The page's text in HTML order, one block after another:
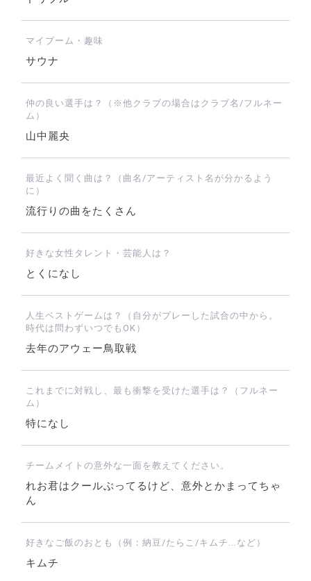
マイブーム・趣味
サウナ
仲の良い選手は？（※他クラブの場合はクラブ名/フルネー
ム）
山中麗央
最近よく聞く曲は？（曲名/アーティスト名が分かるよう
に）
流行りの曲をたくさん
好きな女性タレント・芸能人は？
とくになし
人生ベストゲームは？（自分がプレーした試合の中から。
時代は問わずいつでもOK）
去年のアウェー鳥取戦
これまでに対戦し、最も衝撃を受けた選手は？（フルネー
ム）
特になし
チームメイトの意外な一面を教えてください。
れお君はクールぶってるけど、意外とかまってちゃ
ん
好きなご飯のおとも（例：納豆/たらこ/キムチ...など）
キムチ